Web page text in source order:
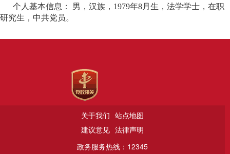
个人基本信息： 男，汉族，1979年8月生，法学学士，在职
研究生，中共党员。 ​
关于我们 站点地图
建议意见 法律声明
政务服务热线：12345